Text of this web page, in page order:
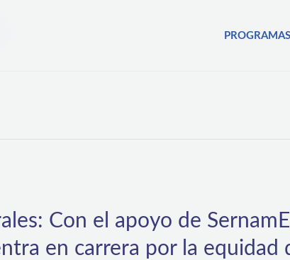
PROGRAMAS
Con el apoyo de
en carrera por la equidad